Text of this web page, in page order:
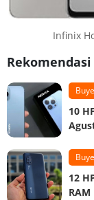
Infinix
Rekomendasi
10
12
RAM